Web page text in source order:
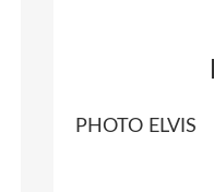
PHOTO ELVIS